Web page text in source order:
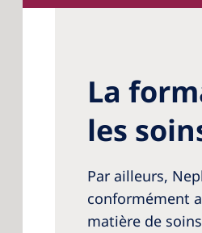
La
les
Par ailleurs,
conformément
matière de